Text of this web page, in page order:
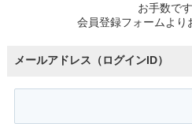
お手数です
会員登録フォームより
メールアドレス（ログインID）